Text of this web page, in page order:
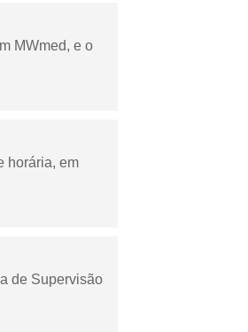
MWmed, e o
horária, em
de Supervisão